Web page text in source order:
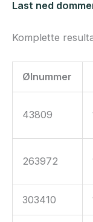
Last ned
Komplette
Ølnummer
43809
263972
303410